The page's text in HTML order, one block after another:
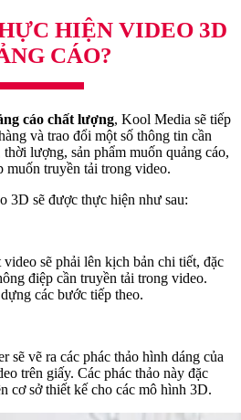
HIỆN VIDEO 3D
CÁO?
cáo chất lượng, Kool Media sẽ tiếp
và trao đổi một số thông tin cần
lượng, sản phẩm muốn quảng cáo,
muốn truyền tải trong video.
3D sẽ được thực hiện như sau:
sẽ phải lên kịch bản chi tiết, đặc
điệp cần truyền tải trong video.
các bước tiếp theo.
sẽ vẽ ra các phác thảo hình dáng của
trên giấy. Các phác thảo này đặc
cơ sở thiết kế cho các mô hình 3D.